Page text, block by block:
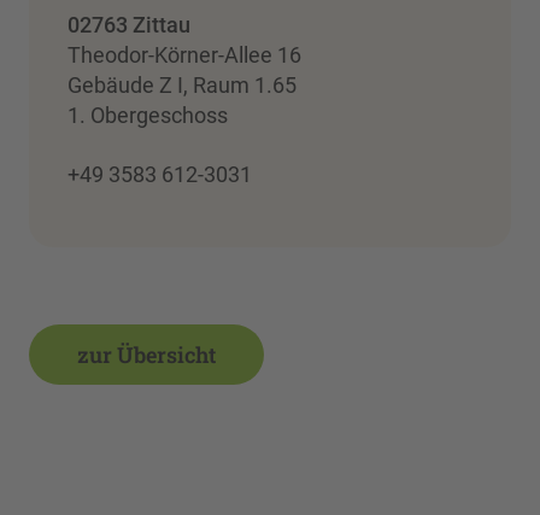
02763 Zittau
Theodor-Körner-Allee 16
Gebäude Z I, Raum 1.65
1. Obergeschoss
+49 3583 612-3031
zur Übersicht